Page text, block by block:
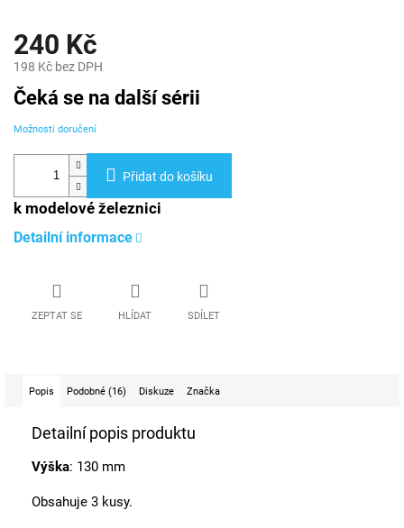
240 Kč
198 Kč bez DPH
Měrná
cena:
Čeká se na další sérii
Možnosti doručení
Přidat do košíku
k modelové železnici
Detailní informace
ZEPTAT SE HLÍDAT SDÍLET
Popis Podobné (16) Diskuze Značka
Detailní popis produktu
Výška: 130 mm
Obsahuje 3 kusy.